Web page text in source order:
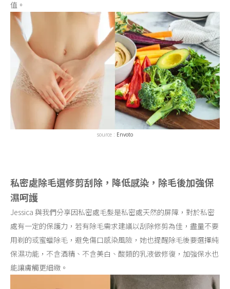
值。
source : Envoto
私密處除毛選修剪刮除，降低感染，除毛後加強保
濕呵護
Jessica 與我們分享因私密處毛髮是私密處天然的屏障，對於私密
處有一定的保護力，若有除毛需求建議以刮除修剪為佳，盡量不要
用剃的或蜜蠟除毛，避免傷口感染風險，她也提醒除毛後要選擇純
保濕功能，不含酒精、不含美白、酸類的乳液做修復，加強保水也
能讓膚觸更細緻。